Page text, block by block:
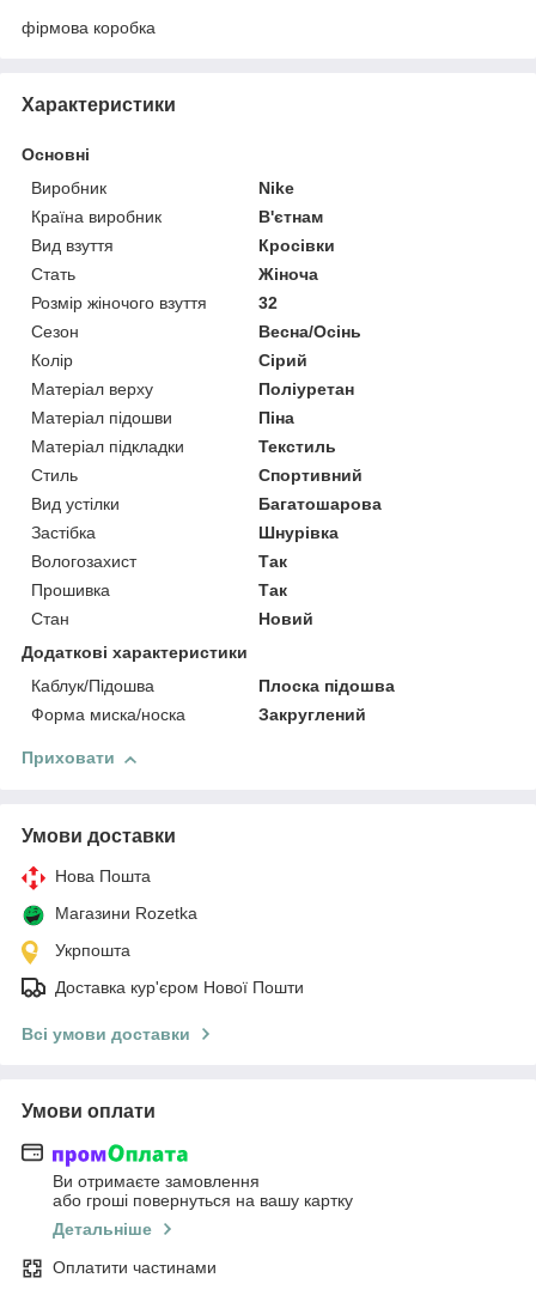
фірмова коробка
Характеристики
Основні
Виробник
Nike
Країна виробник
В'єтнам
Вид взуття
Кросівки
Стать
Жіноча
Розмір жіночого взуття
32
Сезон
Весна/Осінь
Колір
Сірий
Матеріал верху
Поліуретан
Матеріал підошви
Піна
Матеріал підкладки
Текстиль
Стиль
Спортивний
Вид устілки
Багатошарова
Застібка
Шнурівка
Вологозахист
Так
Прошивка
Так
Стан
Новий
Додаткові характеристики
Каблук/Підошва
Плоска підошва
Форма миска/носка
Закруглений
Приховати
Умови доставки
Нова Пошта
Магазини Rozetka
Укрпошта
Доставка кур'єром Нової Пошти
Всі умови доставки
Умови оплати
Ви отримаєте замовлення
або гроші повернуться на вашу картку
Детальніше
Оплатити частинами